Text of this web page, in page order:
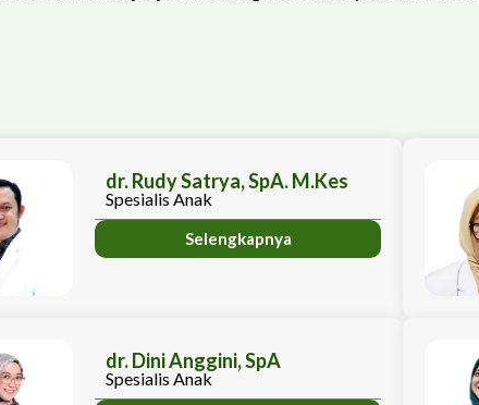
dr. Rudy Satrya, SpA. M.Kes
Spesialis Anak
Selengkapnya
dr. Dini Anggini, SpA
Spesialis Anak